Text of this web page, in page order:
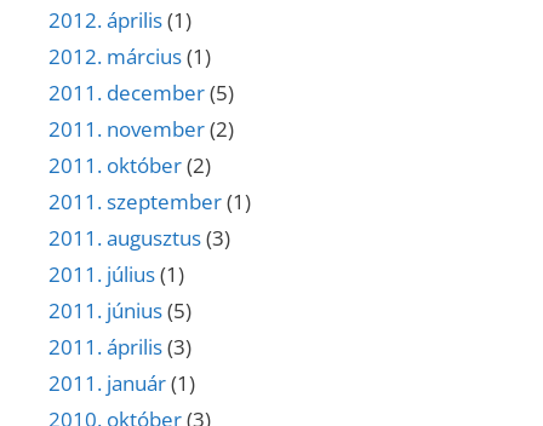
2012. április(1)
2012. március(1)
2011. december(5)
2011. november(2)
2011. október(2)
2011. szeptember(1)
2011. augusztus(3)
2011. július(1)
2011. június(5)
2011. április(3)
2011. január(1)
2010. október(3)